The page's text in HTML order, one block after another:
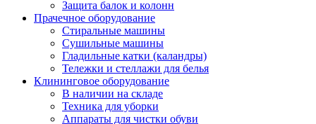
Защита балок и колонн
Прачечное оборудование
Стиральные машины
Сушильные машины
Гладильные катки (каландры)
Тележки и стеллажи для белья
Клининговое оборудование
В наличии на складе
Техника для уборки
Аппараты для чистки обуви